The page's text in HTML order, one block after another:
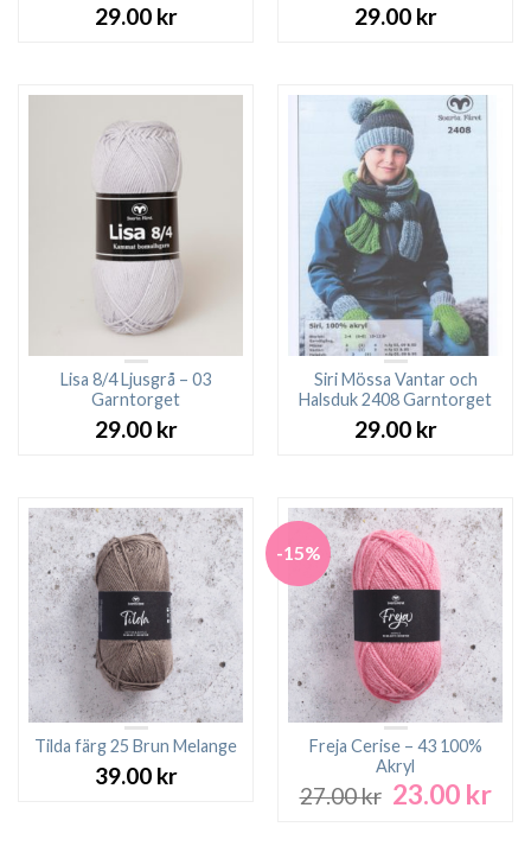
29.00 kr 29.00 kr
Lisa 8/4 Ljusgrå – 03
Garntorget
29.00 kr
Siri Mössa Vantar och
Halsduk 2408 Garntorget
29.00 kr
Tilda färg 25 Brun Melange
39.00 kr
-15%
Freja Cerise – 43 100%
Akryl
27.00kr Det
ursprungliga
23.00 krDet